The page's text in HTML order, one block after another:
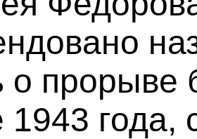
о прорыве
1943 года,